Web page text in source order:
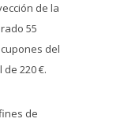
de la
55
del
220 €.
de